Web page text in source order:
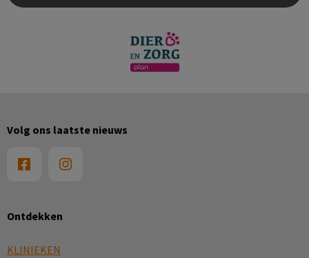
Ontdekken
KLINIEKEN
Volg ons laatste nieuws